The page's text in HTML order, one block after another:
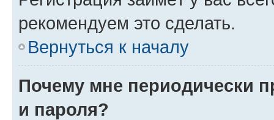
рекомендуем это сделать.
Вернуться к началу
Почему мне периодически
и пароля?